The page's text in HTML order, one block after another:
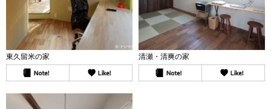
東久留米の家 清瀬・清爽の家